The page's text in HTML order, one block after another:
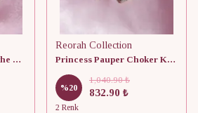
Rapunzel Constant as the Stars Above Kitap Kolye
Reorah Collection
Princess Pauper Choker Kolye
%20
1,040.90 ₺
832.90 ₺
2 Renk